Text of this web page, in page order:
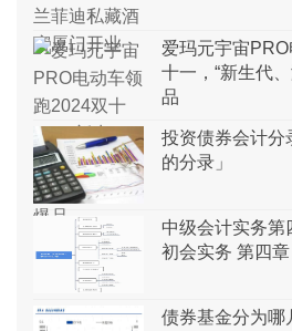
爱玛元宇宙
十一，“新生代
品
投资债券会计分
的分录」
中级会计实务第
初会实务 第四章
债券基金分为哪